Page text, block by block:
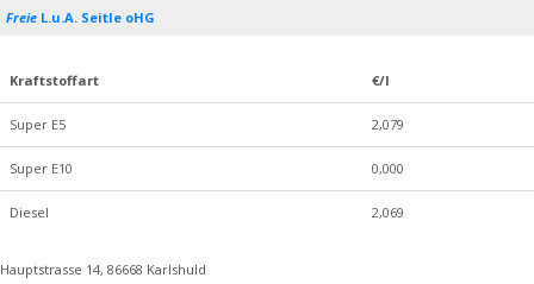
Freie L.u.A. Seitle oHG
Kraftstoffart €/l
Super E5 2,079
Super E10 0,000
Diesel 2,069
Hauptstrasse 14, 86668 Karlshuld